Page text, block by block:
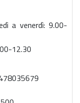
a venerdì: 9.00-
12.30